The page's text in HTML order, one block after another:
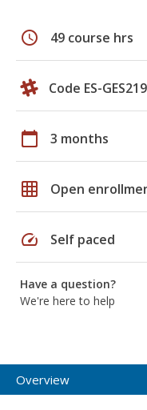
schedule 49 course hrs
Code ES-
calendar_today 3 months
grid_on Open
speed Self paced
Have a question?
We're here to help
Overview